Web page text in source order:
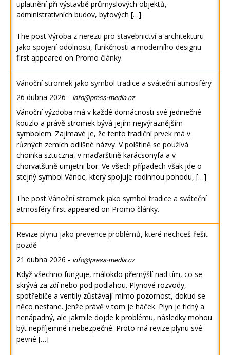
uplatnění při výstavbě průmyslových objektů,
administrativních budov, bytových […]
The post Výroba z nerezu pro stavebnictví a architekturu
jako spojení odolnosti, funkčnosti a moderního designu
first appeared on Promo články.
Vánoční stromek jako symbol tradice a sváteční atmosféry
26 dubna 2026 - info@press-media.cz
Vánoční výzdoba má v každé domácnosti své jedinečné
kouzlo a právě stromek bývá jejím nejvýraznějším
symbolem. Zajímavé je, že tento tradiční prvek má v
různých zemích odlišné názvy. V polštině se používá
choinka sztuczna, v maďarštině karácsonyfa a v
chorvatštině umjetni bor. Ve všech případech však jde o
stejný symbol Vánoc, který spojuje rodinnou pohodu, […]
The post Vánoční stromek jako symbol tradice a sváteční
atmosféry first appeared on Promo články.
Revize plynu jako prevence problémů, které nechceš řešit
pozdě
21 dubna 2026 - info@press-media.cz
Když všechno funguje, málokdo přemýšlí nad tím, co se
skrývá za zdí nebo pod podlahou. Plynové rozvody,
spotřebiče a ventily zůstávají mimo pozornost, dokud se
něco nestane. Jenže právě v tom je háček. Plyn je tichý a
nenápadný, ale jakmile dojde k problému, následky mohou
být nepříjemné i nebezpečné. Proto má revize plynu své
pevné […]